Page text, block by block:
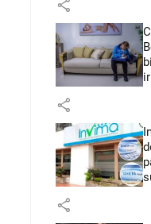
share
share
share